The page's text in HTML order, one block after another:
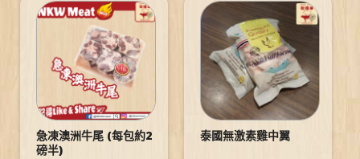
急凍澳洲牛尾 (每包約2
磅半)
泰國無激素雞中翼